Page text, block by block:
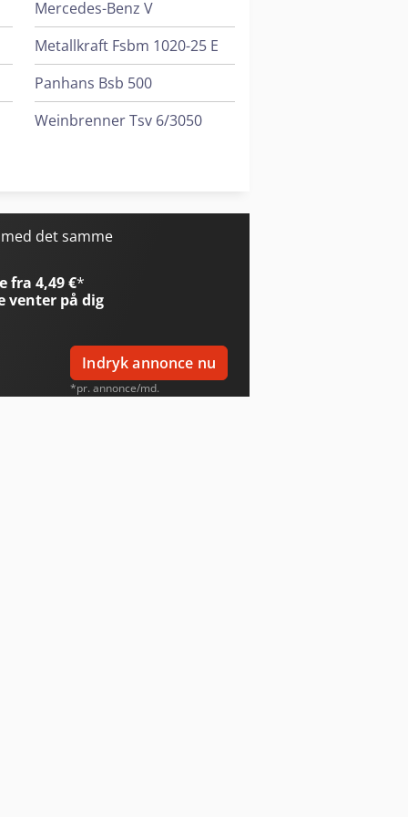
Mercedes-Benz V
Metallkraft Fsbm 1020-25 E
Panhans Bsb 500
Weinbrenner Tsv 6/3050
det samme
fra 4,49 €*
venter på dig
Indryk annonce nu
*pr. annonce/md.